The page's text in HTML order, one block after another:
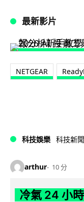
最新影片
NETGEAR
科技娛樂 科技新聞
arthur 10 分
冷氣 24 小